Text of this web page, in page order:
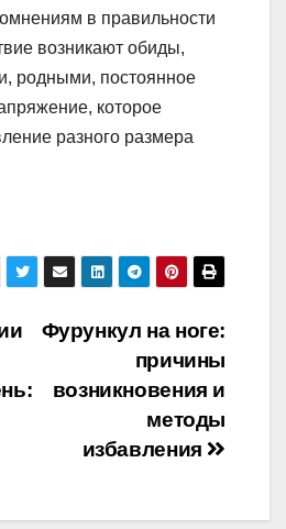
в правильности
возникают обиды,
родными, постоянное
которое
разного размера
Фурункул на ноге:
причины
возникновения и
методы
избавления